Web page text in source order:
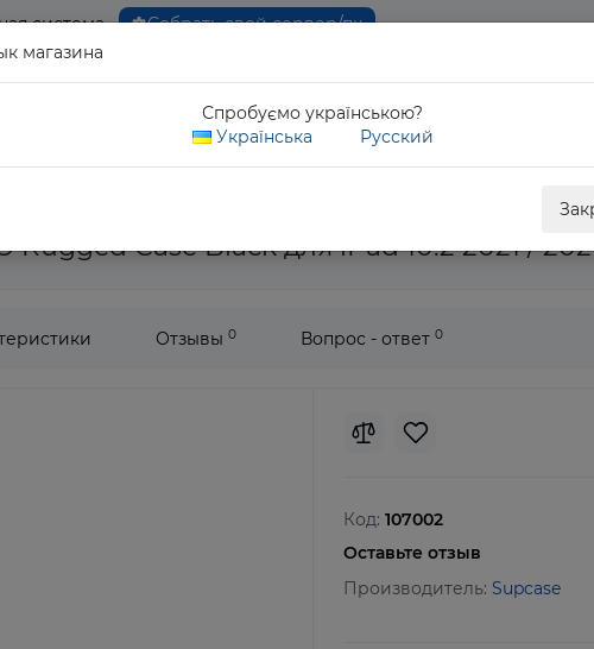
система Собрать свой сервер/пк
0 800
Чехол Supcase Unicorn Beetle PRO Rugged Case Black для iPad 10.2
Case Black для iPad 10.2 2021 /
магазина
Спробуємо українською?
Українська
Русский
Отзывы 0 Вопрос - ответ 0
Код: 107002
Оставьте отзыв
Производитель: Supcase